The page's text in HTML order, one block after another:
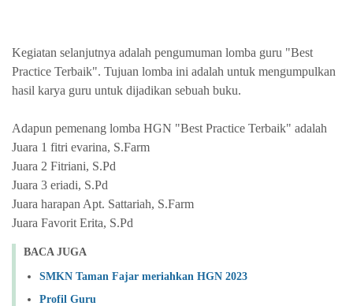
Kegiatan selanjutnya adalah pengumuman lomba guru "Best
Practice Terbaik". Tujuan lomba ini adalah untuk mengumpulkan
hasil karya guru untuk dijadikan sebuah buku.
Adapun pemenang lomba HGN "Best Practice Terbaik" adalah
Juara 1 fitri evarina, S.Farm
Juara 2 Fitriani, S.Pd
Juara 3 eriadi, S.Pd
Juara harapan Apt. Sattariah, S.Farm
Juara Favorit Erita, S.Pd
BACA JUGA
SMKN Taman Fajar meriahkan HGN 2023
Profil Guru